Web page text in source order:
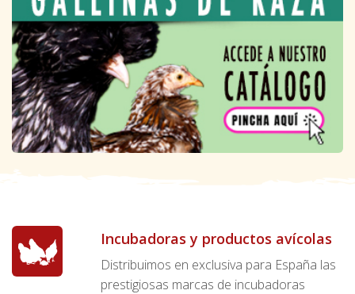
Incubadoras y productos avícolas
Distribuimos en exclusiva para España las
prestigiosas marcas de incubadoras